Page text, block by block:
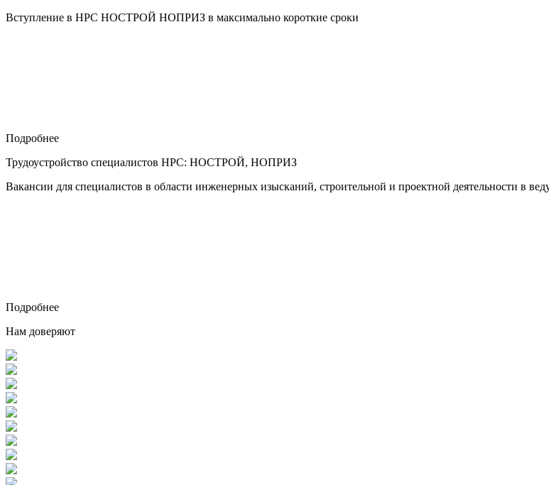
Вступление в НРС НОСТРОЙ НОПРИЗ в максимально короткие сроки
Подробнее
Трудоустройство специалистов НРС: НОСТРОЙ, НОПРИЗ
Вакансии для специалистов в области инженерных изысканий, строительной и проектной деятельности в
Подробнее
Нам доверяют